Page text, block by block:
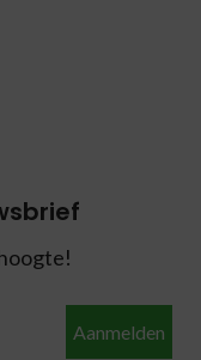
Aanmelden